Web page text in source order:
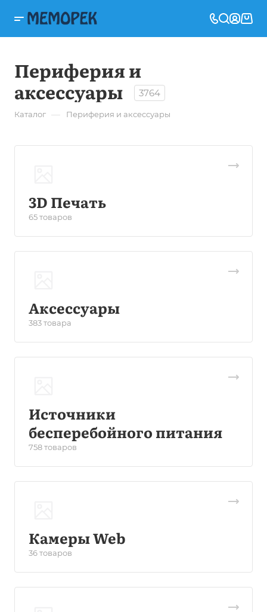
Периферия и
аксессуары
3764
Каталог — Периферия и аксессуары
3D Печать
65 товаров
Аксессуары
383 товара
Источники
бесперебойного питания
758 товаров
Камеры Web
36 товаров